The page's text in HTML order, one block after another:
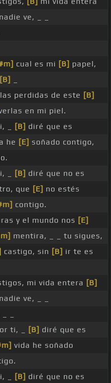
ve, _ _
cual es mi [B] papel,
[B]
perdidas de este [B]
en mi piel.
_ [B] diré que es
he [E] soñado contigo,
_ [B] diré que no es
que [E] no estés
contigo.
y el mundo nos [E]
mentira, _ _ tu sigues,
castigo, sin [B] ir te es
mi vida entera [B]
ve, _ _
_
ti, _ [B] diré que es
vida he soñado
_ [B] diré que no es